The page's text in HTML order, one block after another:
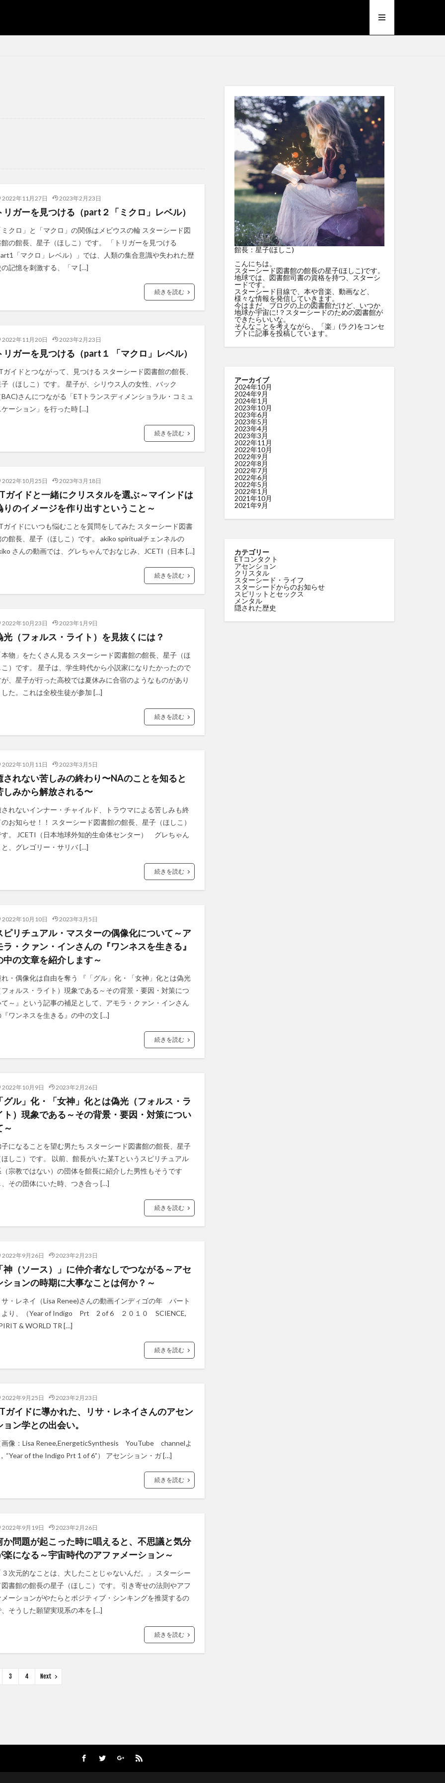
2022年11月27日 2023年2月23日
リガーを見つける（part２「ミクロ」レベル）
ミクロ」と「マクロ」の関係はメビウスの輪 スターシード図
館の館長、星子（ほしこ）です。 「トリガーを見つける
「マクロ」レベル）」では、人類の集合意識や失われた歴
の記憶を刺激する、「マ […]
続きを読む
2022年11月20日 2023年2月23日
リガーを見つける（part１ 「マクロ」レベル）
ガイドとつながって、見つける スターシード図書館の館長、
子（ほしこ）です。 星子が、シリウス人の女性、バック
BAC)さんにつながる「ETトランスディメンショラル・コミュ
ケーション」を行った時 […]
続きを読む
2022年10月25日 2023年3月18日
ガイドと一緒にクリスタルを選ぶ～マインドは
りのイメージを作り出すということ～
ガイドにいつも悩むことを質問をしてみた スターシード図書
の館長、星子（ほしこ）です。 akiko spiritualチェンネルの
さんの動画では、グレちゃんでおなじみ、JCETI（日本 […]
続きを読む
2022年10月23日 2023年1月9日
光（フォルス・ライト）を見抜くには？
本物」をたくさん見る スターシード図書館の館長、星子（ほ
こ）です。 星子は、学生時代から小説家になりたかったので
が、星子が行った高校では夏休みに合宿のようなものがあり
した。これは全校生徒が参加 […]
続きを読む
2022年10月11日 2023年3月5日
されない苦しみの終わり〜NAのことを知ると
しみから解放される〜
されないインナー・チャイルド、トラウマによる苦しみも終
お知らせ！！ スターシード図書館の館長、星子（ほしこ）
す。 JCETI（日本地球外知的生命体センター） グレちゃん
と、グレゴリー・サリバ […]
続きを読む
2022年10月10日 2023年3月5日
ピリチュアル・マスターの偶像化について～ア
ラ・クァン・インさんの『ワンネスを生きる』
中の文章を紹介します～
れ・偶像化は自由を奪う 『「グル」化・「女神」化とは偽光
フォルス・ライト）現象である～その背景・要因・対策につ
て～』という記事の補足として、アモラ・クァン・インさん
『ワンネスを生きる』の中の文 […]
続きを読む
2022年10月9日 2023年2月26日
グル」化・「女神」化とは偽光（フォルス・ラ
ト）現象である～その背景・要因・対策につい
～
子になることを望む男たち スターシード図書館の館長、星子
ほしこ）です。 以前、館長がいた某Tというスピリチュアル
（宗教ではない）の団体を館長に紹介した男性もそうです
、その団体にいた時、つき合っ […]
続きを読む
2022年9月26日 2023年2月23日
神（ソース）」に仲介者なしでつながる～アセ
ションの時期に大事なことは何か？～
サ・レネイ（Lisa Renee)さんの動画インディゴの年 パート
より、（Year of Indigo Prt 2 of 6 ２０１０ SCIENCE,
& WORLD TR […]
続きを読む
2022年9月25日 2023年2月23日
ガイドに導かれた、リサ・レネイさんのアセン
ョン学との出会い。
画像：Lisa Renee,EnergeticSynthesis YouTube channelよ
, “Year of the Indigo Prt 1 of 6”） アセンション・ガ […]
続きを読む
2022年9月19日 2023年2月26日
か問題が起こった時に唱えると、不思議と気分
楽になる～宇宙時代のアファメーション～
３次元的なことは、大したことじゃないんだ。」 スターシー
図書館の館長の星子（ほしこ）です。 引き寄せの法則やアフ
メーションがやたらとポジティブ・シンキングを推奨するの
、そうした願望実現系の本を […]
続きを読む
3 4 Next
館長：星子(ほしこ)
こんにちは。
スターシード図書館の館長の星子(ほしこ)です。
地球では、図書館司書の資格を持つ、スターシ
ードです。
スターシード目線で、本や音楽、動画など、
様々な情報を発信していきます。
今はまだ、ブログの上の図書館だけど、いつか
地球か宇宙に!？スターシードのための図書館が
できたらいいな。
そんなことを考えながら、「楽」(ラク)をコンセ
プトに記事を投稿しています。
アーカイブ
2024年10月
2024年9月
2024年1月
2023年10月
2023年6月
2023年5月
2023年4月
2023年3月
2022年11月
2022年10月
2022年9月
2022年8月
2022年7月
2022年6月
2022年5月
2022年1月
2021年10月
2021年9月
カテゴリー
ETコンタクト
アセンション
クリスタル
スターシード・ライフ
スターシードからのお知らせ
スピリットとセックス
メンタル
隠された歴史